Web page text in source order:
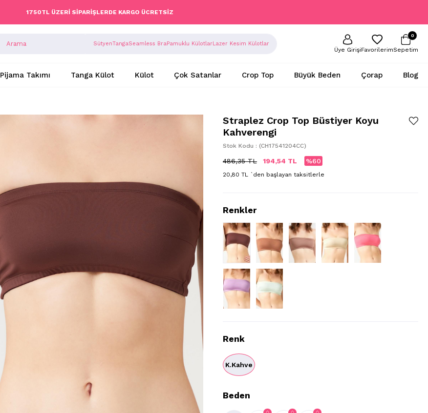
1750TL ÜZERİ SİPARİŞLERDE KARGO ÜCRETSİZ
SütyenTangaSeamless BraPamuklu KülotlarLazer Kesim Külotlar
Üye GirişiFavorilerimSepetim
0
Pijama Takımı Tanga Külot Külot Çok Satanlar Crop Top Büyük Beden Çorap Blog
Straplez Crop Top Büstiyer Koyu
Kahverengi
Stok Kodu (CH17541204CC)
486,35 TL 194,54 TL 60
20,80 TL `den başlayan taksitlerle
Renk
K.Kahve
Beden